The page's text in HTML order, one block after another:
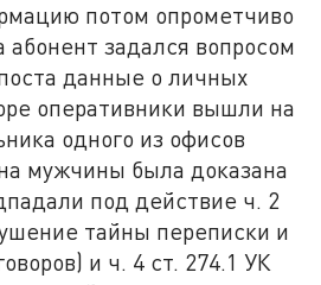
потом опрометчиво
абонент задался вопросом
данные о личных
оперативники вышли на
одного из офисов
мужчины была доказана
под действие ч. 2
тайны переписки и
и ч. 4 ст. 274.1 УК